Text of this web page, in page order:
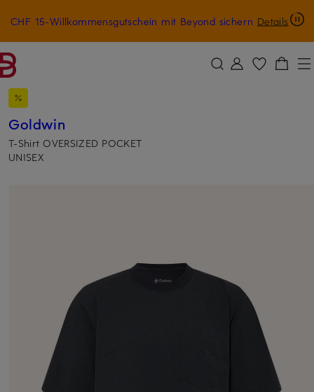
ZUM HAUPTINHALT ÜBERSPRINGEN ZUM SUCHFELD ÜBERSPRINGEN
CHF 15-Willkommensgutschein mit Beyond sichern Details
Goldwin
T-Shirt OVERSIZED POCKET
UNISEX